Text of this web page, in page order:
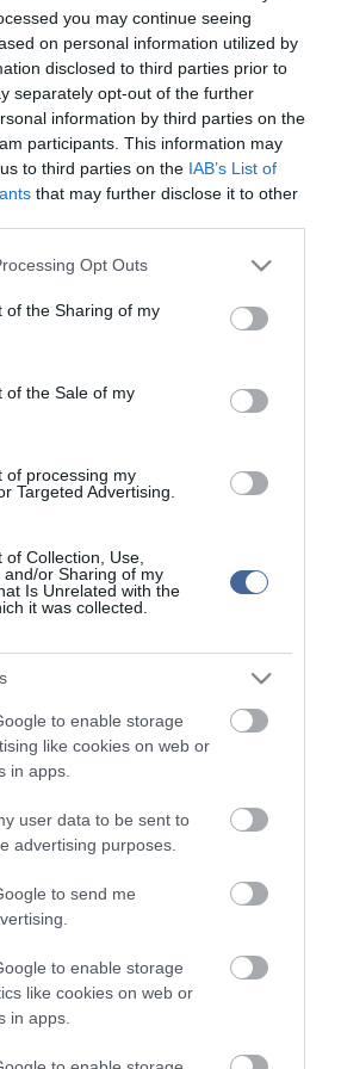
you may continue seeing
on personal information utilized by
disclosed to third parties prior to
separately opt-out of the further
information by third parties on the
participants. This information may
to third parties on the IAB’s List of
that may further disclose it to other
app uses one or more Google
or usage behaviour. You may click to
to Google and its third-party tags to
specified purposes in below Google
Opt Outs
of the Sharing of my
of the Sale of my
of processing my
Targeted Advertising.
Collection, Use,
and/or Sharing of my
Is Unrelated with the
it was collected.
to enable storage
like cookies on web or
in apps.
user data to be sent to
advertising purposes.
to send me
to enable storage
like cookies on web or
in apps.
hozzászólások nem ama.hu
a hírek publikációjával foglalkozik, a
milliárd forint került vissza az államhoz
ügylet felülvizsgálata után
tette a magyar erdész, hogy
MG-42 géppuskát emeltek ki a